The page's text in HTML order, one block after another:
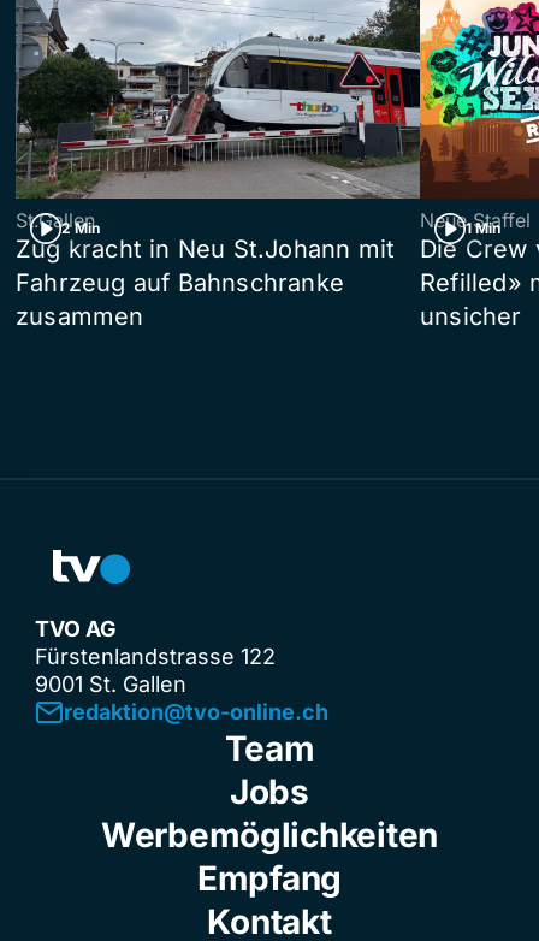
2 Min
St.Gallen
Zug kracht in Neu St.Johann mit
Fahrzeug auf Bahnschranke
zusammen
1 Min
Neue Staffel
Die Crew
Refilled»
unsicher
TVO AG
Fürstenlandstrasse 122
9001 St. Gallen
redaktion@tvo-online.ch
Team
Jobs
Werbemöglichkeiten
Empfang
Kontakt